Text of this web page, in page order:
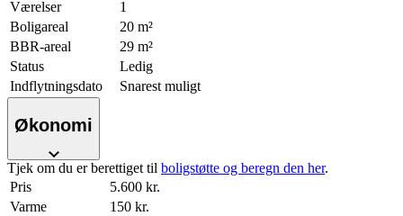
Værelser
1
Boligareal
20 m²
BBR-areal
29 m²
Status
Ledig
Indflytningsdato
Snarest muligt
Økonomi
Tjek om du er berettiget til boligstøtte og beregn den her.
Pris
5.600 kr.
Varme
150 kr.